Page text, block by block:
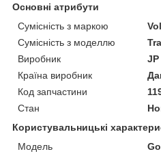
Основні атрибути
Сумісність з маркою
Сумісність з моделлю
Виробник
JP
Країна виробник
Код запчастини
Стан
Користувальницькі
Модель